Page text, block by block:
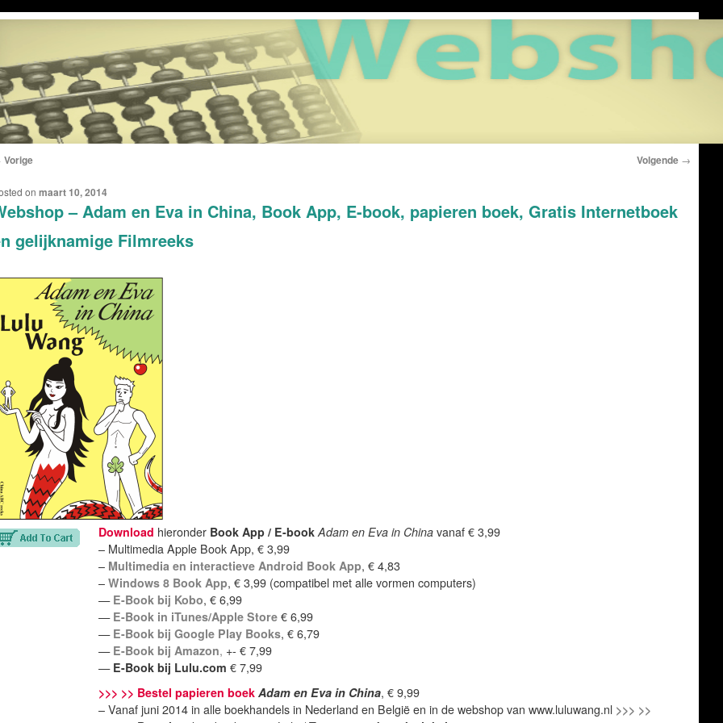
Vorige Volgende →
– Adam en Eva in China, Book App, E-book, papieren boek, Gratis Internetboek
gelijknamige Filmreeks
on maart 10, 2014
Download hieronder Book App / E-book Adam en Eva in Chinavanaf € 3,99
– Multimedia Apple Book App, € 3,99
– Multimedia en interactieve Android Book App, € 4,83
– Windows 8 Book App, € 3,99 (compatibel met alle vormen computers)
— E-Book bij Kobo, € 6,99
— E-Book in iTunes/Apple Store€ 6,99
— E-Book bij Google Play Books, € 6,79
— E-Book bij Amazon, +- € 7,99
— E-Book bij Lulu.com € 7,99
>>> >> Bestel papieren boek Adam en Eva in China, € 9,99
– Vanaf juni 2014 in alle boekhandels in Nederland en België en in de webshop van www.luluwang.nl >>> >>